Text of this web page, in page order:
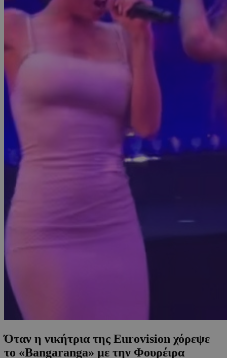
Όταν η νικήτρια της Eurovision χόρεψε
το «Bangaranga» με την Φουρέιρα